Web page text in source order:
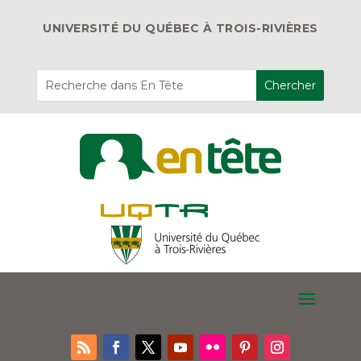
UNIVERSITÉ DU QUÉBEC À TROIS-RIVIÈRES